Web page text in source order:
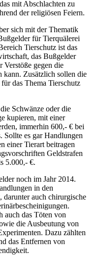
mit Abschlachten zu
der religiösen Feiern.
sich mit der Thematik
für Tierquälerei
Tierschutz ist das
das Bußgelder
gegen die
kann. Zusätzlich sollen die
das Thema Tierschutz
Schwänze oder die
kupieren, mit einer
immerhin 600,- € bei
Sollte es gar Handlungen
einer Tierart beitragen
Geldstrafen
5.000,- €.
noch im Jahr 2014.
in den
auch chirurgische
auch das Töten von
die Ausbeutung von
Dazu zählten
das Entfernen von